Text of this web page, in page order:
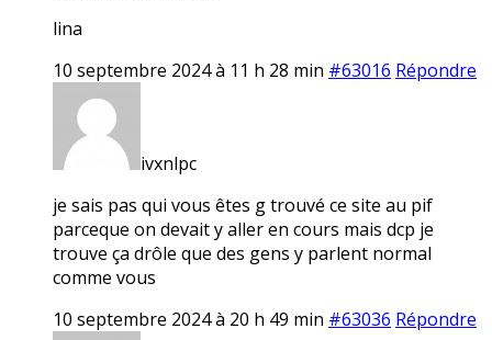
lina
10 septembre 2024 à 11 h 28 min #63016 Répondre
ivxnlpc
je sais pas qui vous êtes g trouvé ce site au pif
parceque on devait y aller en cours mais dcp je
trouve ça drôle que des gens y parlent normal
comme vous
10 septembre 2024 à 20 h 49 min #63036 Répondre